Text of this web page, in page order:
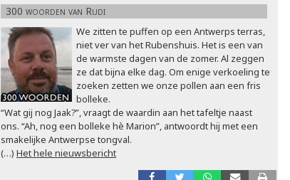
300 woorden van Rudi
We zitten te puffen op een Antwerps terras,
niet ver van het Rubenshuis. Het is een van
de warmste dagen van de zomer. Al zeggen
ze dat bijna elke dag. Om enige verkoeling te
zoeken zetten we onze pollen aan een fris
bolleke.
“Wat gij nog Jaak?”, vraagt de waardin aan het tafeltje naast
ons. “Ah, nog een bolleke hè Marion”, antwoordt hij met een
smakelijke Antwerpse tongval.
(…) Het hele nieuwsbericht